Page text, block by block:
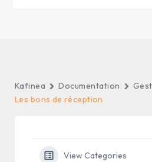
Kafinea Documentation
Les bons de réception
View Categories